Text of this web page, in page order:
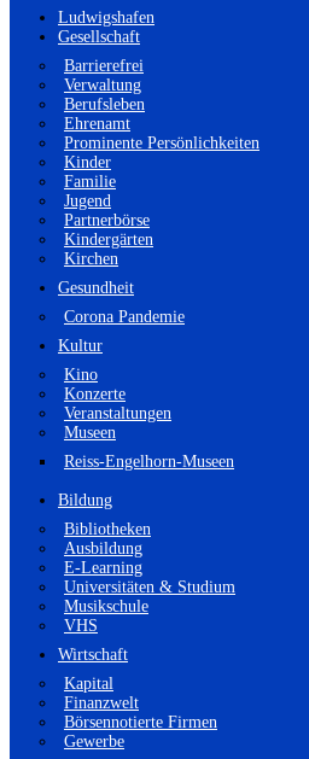
Ludwigshafen
Gesellschaft
Barrierefrei
Verwaltung
Berufsleben
Ehrenamt
Prominente Persönlichkeiten
Kinder
Familie
Jugend
Partnerbörse
Kindergärten
Kirchen
Gesundheit
Corona Pandemie
Kultur
Kino
Konzerte
Veranstaltungen
Museen
Reiss-Engelhorn-Museen
Bildung
Bibliotheken
Ausbildung
E-Learning
Universitäten & Studium
Musikschule
VHS
Wirtschaft
Kapital
Finanzwelt
Börsennotierte Firmen
Gewerbe